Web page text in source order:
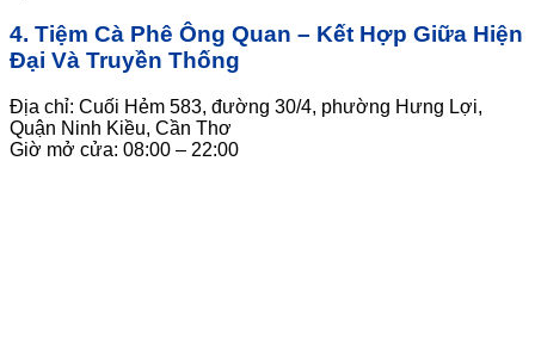
4. Tiệm Cà Phê Ông Quan – Kết Hợp Giữa Hiện
Đại Và Truyền Thống
Địa chỉ: Cuối Hẻm 583, đường 30/4, phường Hưng Lợi,
Quận Ninh Kiều, Cần Thơ
Giờ mở cửa: 08:00 – 22:00